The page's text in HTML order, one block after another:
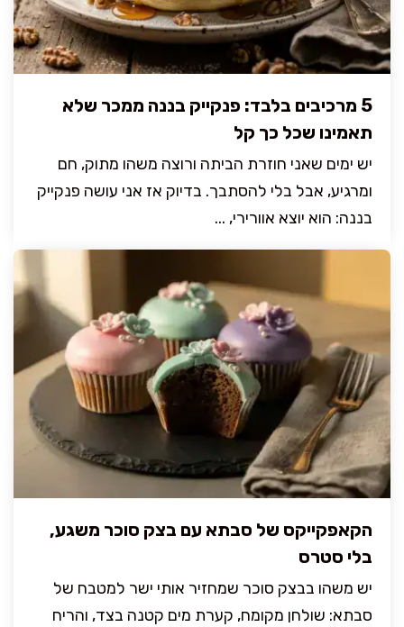
5 מרכיבים בלבד: פנקייק בננה ממכר שלא
תאמינו שכל כך קל
יש ימים שאני חוזרת הביתה ורוצה משהו מתוק, חם
ומרגיע, אבל בלי להסתבך. בדיוק אז אני עושה פנקייק
בננה: הוא יוצא אוורירי, ...
הקאפקייקס של סבתא עם בצק סוכר משגע,
בלי סטרס
יש משהו בבצק סוכר שמחזיר אותי ישר למטבח של
סבתא: שולחן מקומח, קערת מים קטנה בצד, והריח